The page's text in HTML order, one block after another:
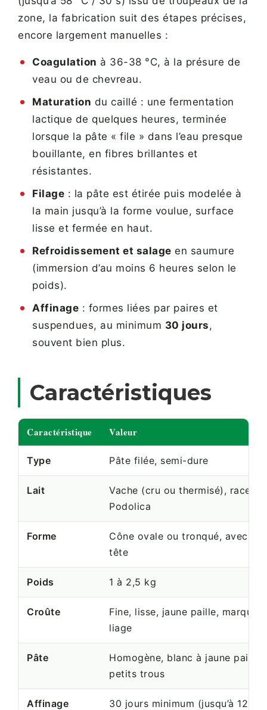
zone, la fabrication suit des étapes précises,
encore largement manuelles :
Coagulation à 36-38 °C, à la présure de
veau ou de chevreau.
Maturation du caillé : une fermentation
lactique de quelques heures, terminée
lorsque la pâte « file » dans l’eau presque
bouillante, en fibres brillantes et
résistantes.
Filage : la pâte est étirée puis modelée à
la main jusqu’à la forme voulue, surface
lisse et fermée en haut.
Refroidissement et salage en saumure
(immersion d’au moins 6 heures selon le
poids).
Affinage : formes liées par paires et
suspendues, au minimum 30 jours,
souvent bien plus.
Caractéristiques
Caractéristique Valeur
Type Pâte filée, semi-dure
Lait
Vache (cru ou thermisé), races
Podolica
Forme
Cône ovale ou tronqué, avec ou
tête
Poids 1 à 2,5 kg
Croûte
Fine, lisse, jaune paille, marques
liage
Pâte
Homogène, blanc à jaune paille,
petits trous
Affinage 30 jours minimum (jusqu’à 12